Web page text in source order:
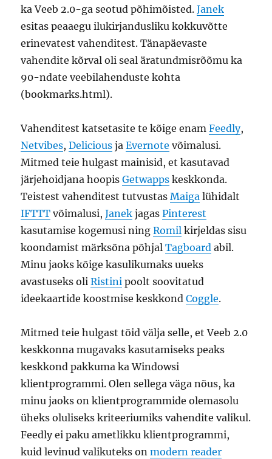
ka Veeb 2.0-ga seotud põhimõisted.Janek
esitas peaaegu ilukirjandusliku kokkuvõtte
erinevatest vahenditest. Tänapäevaste
vahendite kõrval oli seal äratundmisrõõmu ka
90-ndate veebilahenduste kohta
(bookmarks.html).
Vahenditest katsetasite te kõige enamFeedly,
Netvibes,Delicious jaEvernote võimalusi.
Mitmed teie hulgast mainisid, et kasutavad
järjehoidjana hoopisGetwapps keskkonda.
Teistest vahenditest tutvustasMaiga lühidalt
IFTTT võimalusi,Janek jagasPinterest
kasutamise kogemusi ningRomil kirjeldas sisu
koondamist märksõna põhjalTagboard abil.
Minu jaoks kõige kasulikumaks uueks
avastuseks oliRistini poolt soovitatud
ideekaartide koostmise keskkondCoggle.
Mitmed teie hulgast tõid välja selle, et Veeb 2.0
keskkonna mugavaks kasutamiseks peaks
keskkond pakkuma ka Windowsi
klientprogrammi. Olen sellega väga nõus, ka
minu jaoks on klientprogrammide olemasolu
üheks oluliseks kriteeriumiks vahendite valikul.
Feedly ei paku ametlikku klientprogrammi,
kuid levinud valikuteks onmodern reader